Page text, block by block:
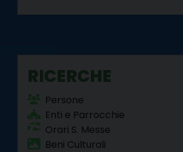
RICERCHE
Persone
Enti e Parrocchie
Orari S. Messe
Beni Culturali